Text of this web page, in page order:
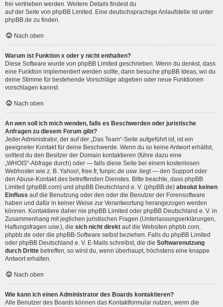
frei vertrieben werden. Weitere Details findest du
auf der Seite von phpBB Limited . Eine deutschsprachige Anlaufstelle ist unter
phpBB.de zu finden.
Nach oben
Warum ist Funktion x oder y nicht enthalten?
Diese Software wurde von phpBB Limited geschrieben. Wenn du denkst, dass
eine Funktion implementiert werden sollte, dann besuche phpBB Ideas, wo du
deine Stimme für bestehende Vorschläge abgeben oder neue Funktionen
vorschlagen kannst.
Nach oben
An wen soll ich mich wenden, falls es Beschwerden oder juristische
Anfragen zu diesem Forum gibt?
Jeder Administrator, der auf der „Das Team“-Seite aufgeführt ist, ist ein
geeigneter Kontakt für deine Beschwerde. Wenn du so keine Antwort erhältst,
solltest du den Besitzer der Domain kontaktieren (führe dazu eine
„WHOIS“-Abfrage durch) oder — falls diese Seite bei einem kostenlosen
Webhoster wie z. B. Yahoo!, free.fr, funpic.de usw. liegt — den Support oder
den Abuse-Kontakt des betreffenden Dienstes. Bitte beachte, dass phpBB
Limited (phpBB.com) und phpBB Deutschland e. V. (phpBB.de) absolut keinen
Einfluss auf die Benutzung oder den oder die Benutzer der Forensoftware
haben und dafür in keiner Weise zur Verantwortung herangezogen werden
können. Kontaktiere daher nie phpBB Limited oder phpBB Deutschland e. V. in
Zusammenhang mit jeglichen juristischen Fragen (Unterlassungserklärungen,
Haftungsfragen usw.), die sich nicht direkt auf die Websiten phpbb.com,
phpbb.de oder die phpBB-Software selbst beziehen. Falls du phpBB Limited
oder phpBB Deutschland e. V. E-Mails schreibst, die die Softwarenutzung
durch Dritte betreffen, so wirst du, wenn überhaupt, höchstens eine knappe
Antwort erhalten.
Nach oben
Wie kann ich einen Administrator des Boards kontaktieren?
Alle Benutzer des Boards können das Kontaktformular nutzen, wenn die